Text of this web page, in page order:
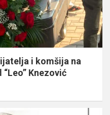
i komšija na
Knezović